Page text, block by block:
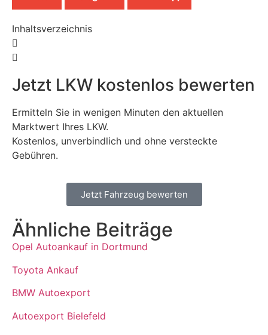
Inhaltsverzeichnis
Jetzt LKW kostenlos bewerten
Ermitteln Sie in wenigen Minuten den aktuellen
Marktwert Ihres LKW.
Kostenlos, unverbindlich und ohne versteckte
Gebühren.
Jetzt Fahrzeug bewerten
Ähnliche Beiträge
Opel Autoankauf in Dortmund
Toyota Ankauf
BMW Autoexport
Autoexport Bielefeld